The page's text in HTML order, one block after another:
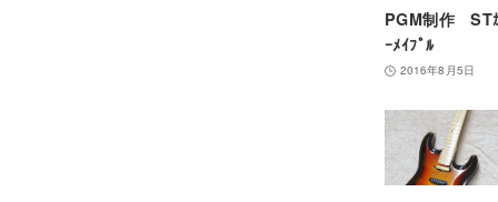
PGM制作 ST
ｰﾒｲﾌﾟﾙ
2016年8月5日